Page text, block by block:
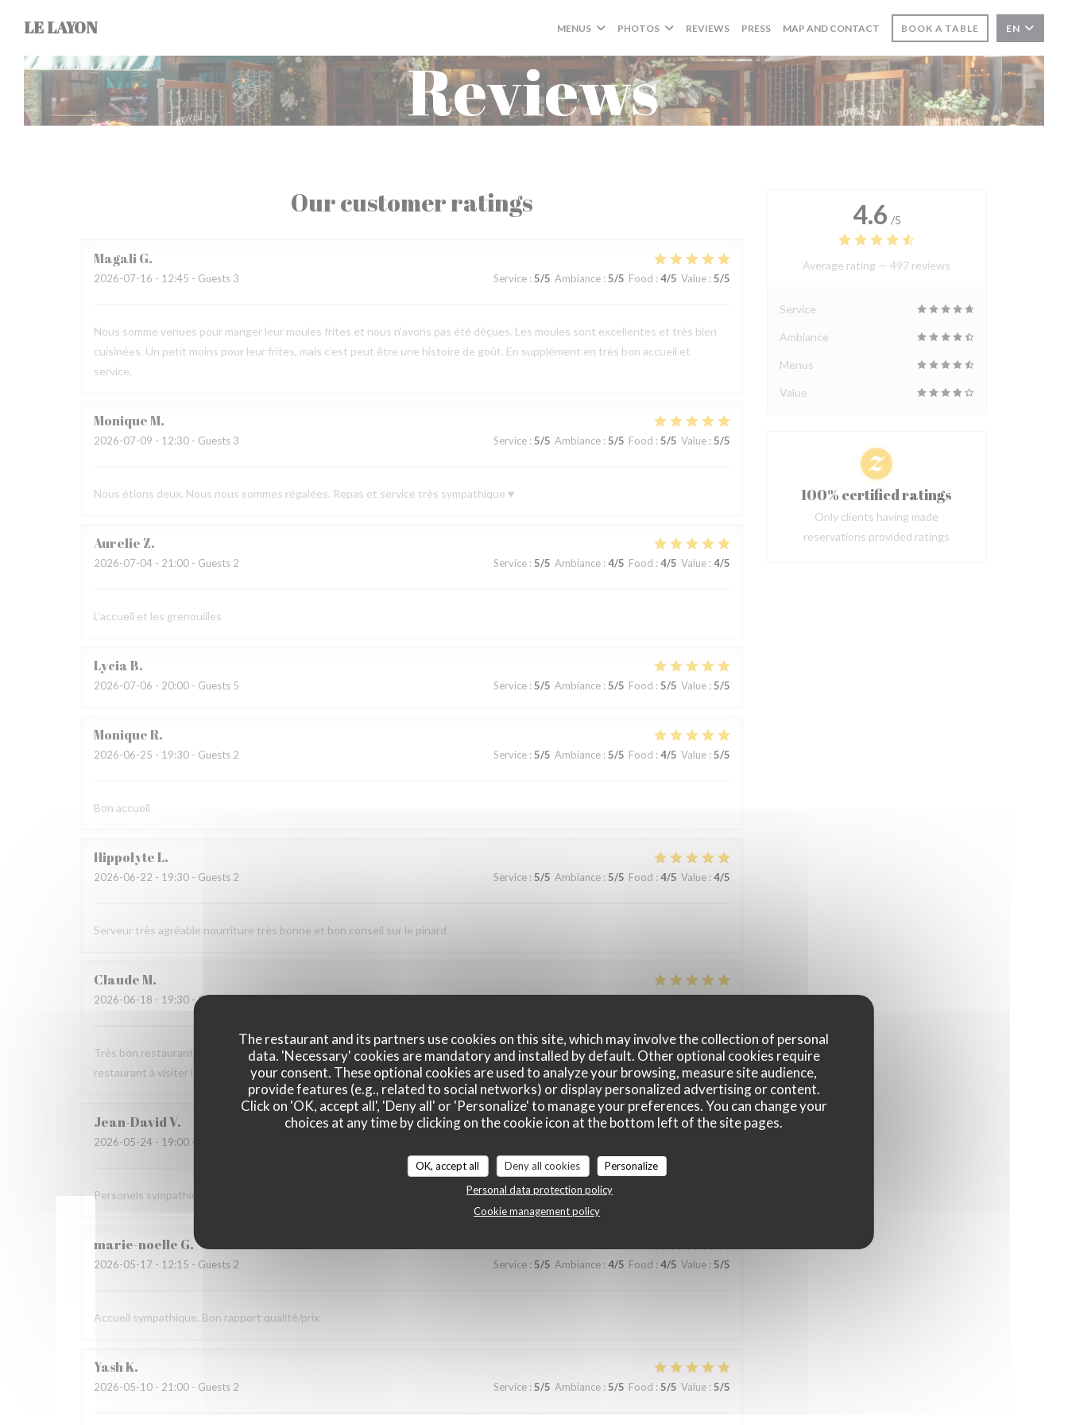
The restaurant and its partners use cookies on this site, which may involve the collection of personal
data. 'Necessary' cookies are mandatory and installed by default. Other optional cookies require
your consent. These optional cookies are used to analyze your browsing, measure site audience,
provide features (e.g., related to social networks) or display personalized advertising or content.
Click on 'OK, accept all', 'Deny all' or 'Personalize' to manage your preferences. You can change your
choices at any time by clicking on the cookie icon at the bottom left of the site pages.
OK, accept all Deny all cookies
Personalize
Personal data protection policy
Cookie management policy
LE LAYON MENUS PHOTOS REVIEWS PRESS MAP AND CONTACT BOOK A TABLE EN
Reviews
Our customer ratings
MagaliG
2026-07-16 - 12:45 - Guests 3 Service: 5/5 Ambiance: 5/5 Food : 4/5 Value: 5/5
Nous somme venues pour manger leur moules frites et nous n’avons pas été déçues. Les moules sont excellentes et très bien
cuisinées. Un petit moins pour leur frites, mais c’est peut être une histoire de goût. En supplément en très bon accueil et
service.
MoniqueM
2026-07-09 - 12:30 - Guests 3 Service: 5/5 Ambiance: 5/5 Food : 5/5 Value: 5/5
Nous étions deux. Nous nous sommes régalées. Repas et service très sympathique ♥️
Aurelie Z
2026-07-04 - 21:00 - Guests 2 Service: 5/5 Ambiance: 4/5 Food : 4/5 Value: 4/5
L’accueil et les grenouilles
LyciaB
2026-07-06 - 20:00 - Guests 5 Service: 5/5 Ambiance: 5/5 Food : 5/5 Value: 5/5
MoniqueR
2026-06-25 - 19:30 - Guests 2 Service: 5/5 Ambiance: 5/5 Food : 4/5 Value: 5/5
Bon accueil
HippolyteL
2026-06-22 - 19:30 - Guests 2 Service: 5/5 Ambiance: 5/5 Food : 4/5 Value: 4/5
Serveur très agréable nourriture très bonne et bon conseil sur le pinard
ClaudeM
2026-06-18 - 19:30 - Guests 2
Très bon restaurant Cuisses de grenouilles fraîches délicieuses ,abricots rôtis délicieux,serveurs disponibles et très agréable un
restaurant à visiter le meilleur de la rue Mercière.
Jean-DavidV
2026-05-24 - 19:00 - Guests 2
Personels sympathiques, repas délicieux, service impeccable…
marie-noelle G
2026-05-17 - 12:15 - Guests 2 Service: 5/5 Ambiance: 4/5 Food : 4/5 Value: 5/5
Accueil sympathique. Bon rapport qualité/prix
YashK
2026-05-10 - 21:00 - Guests 2 Service: 5/5 Ambiance: 5/5 Food : 5/5 Value: 5/5
4.6 /5
Average rating —497 reviews
Service
Ambiance
Menus
Value
100% certified ratings
Only clients having made
reservations provided ratings